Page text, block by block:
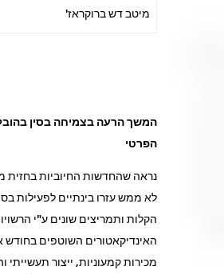
מיטב דש ברוקראז'
המשך הרעה בצמיחה בסין
הפרטי
נראה שהחדשות החיוביות
לא ממש עזרו בינתיים לפעילות
הקלות ותמריצים שונים ע"י
האינדיקאטורים השוטפים בחודש
מכירות קמעוניות, ייצור תעשייתי